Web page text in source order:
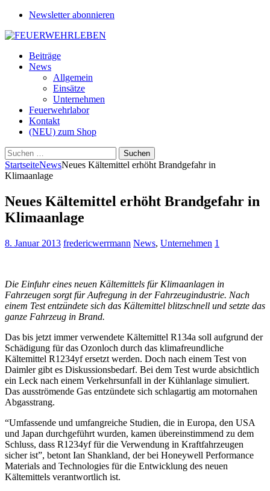
Newsletter abonnieren
Beiträge
News
Allgemein
Einsätze
Unternehmen
Feuerwehrlabor
Kontakt
(NEU) zum Shop
Suchen
nach:
StartseiteNewsNeues Kältemittel erhöht Brandgefahr in
Klimaanlage
Neues Kältemittel erhöht Brandgefahr in
Klimaanlage
8. Januar 2013 fredericwerrmann News, Unternehmen 1
Die Einfuhr eines neuen Kältemittels für Klimaanlagen in
Fahrzeugen sorgt für Aufregung in der Fahrzeugindustrie. Nach
einem Test entzündete sich das Kältemittel blitzschnell und setzte das
ganze Fahrzeug in Brand.
Das bis jetzt immer verwendete Kältemittel R134a soll aufgrund der
Schädigung für das Ozonloch durch das klimafreundliche
Kältemittel R1234yf ersetzt werden. Doch nach einem Test von
Daimler gibt es Diskussionsbedarf. Bei dem Test wurde absichtlich
ein Leck nach einem Verkehrsunfall in der Kühlanlage simuliert.
Das ausströmende Gas entzündete sich schlagartig am motornahen
Abgasstrang.
“Umfassende und umfangreiche Studien, die in Europa, den USA
und Japan durchgeführt wurden, kamen übereinstimmend zu dem
Schluss, dass R1234yf für die Verwendung in Kraftfahrzeugen
sicher ist”, betont Ian Shankland, der bei Honeywell Performance
Materials and Technologies für die Entwicklung des neuen
Kältemittels verantwortlich ist.